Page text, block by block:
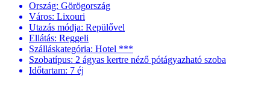
Ország: Görögország
Város: Lixouri
Utazás módja: Repülővel
Ellátás: Reggeli
Szálláskategória: Hotel ***
Szobatípus: 2 ágyas kertre néző pótágyazható szoba
Időtartam: 7 éj